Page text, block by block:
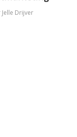
Jelle Drijver